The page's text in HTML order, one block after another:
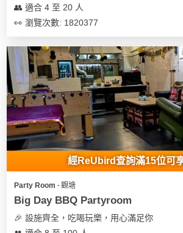
驗
作
坊
戶
外
樂
遊
👥 適合 4 至 20 人
👀 瀏覽次數: 1820377
經ReUbird查詢滿15位可
Party Room ∙ 觀塘
Big Day BBQ Partyroom
🎉 設施齊全，吃喝玩樂，用心滿足你